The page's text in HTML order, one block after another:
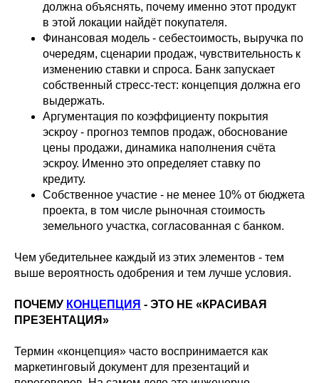
должна объяснять, почему именно этот продукт
в этой локации найдёт покупателя.
Финансовая модель - себестоимость, выручка по
очередям, сценарии продаж, чувствительность к
изменению ставки и спроса. Банк запускает
собственный стресс-тест: концепция должна его
выдержать.
Аргументация по коэффициенту покрытия
эскроу - прогноз темпов продаж, обоснование
цены продажи, динамика наполнения счёта
эскроу. Именно это определяет ставку по
кредиту.
Собственное участие - не менее 10% от бюджета
проекта, в том числе рыночная стоимость
земельного участка, согласованная с банком.
Чем убедительнее каждый из этих элементов - тем
выше вероятность одобрения и тем лучше условия.
ПОЧЕМУ КОНЦЕПЦИЯ - ЭТО НЕ «КРАСИВАЯ
ПРЕЗЕНТАЦИЯ»
Термин «концепция» часто воспринимается как
маркетинговый документ для презентаций и